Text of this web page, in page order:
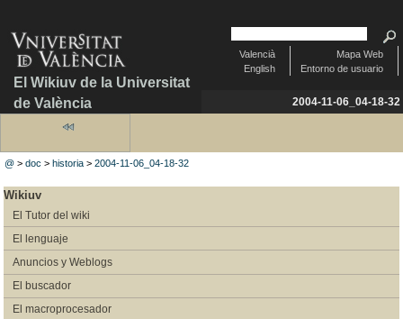
El Wikiuv de la Universitat
de València
Mapa Web
Entorno de usuario
Valencià
English
2004-11-06_04-18-32
@ >doc >historia >2004-11-06_04-18-32
Wikiuv
El Tutor del wiki
El lenguaje
Anuncios y Weblogs
El buscador
El macroprocesador